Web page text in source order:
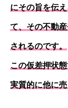
にその旨を伝
て、その不動
されるのです。
この仮差押状
実質的に他に